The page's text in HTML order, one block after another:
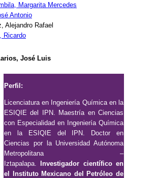
Margarita Mercedes
Antonio
Alejandro Rafael
Ricardo
José Luis
Perfil:
Licenciatura en Ingeniería Química en la
ESIQIE del IPN. Maestría en Ciencias
con Especialidad en Ingeniería Química
en la ESIQIE del IPN. Doctor en
Ciencias por la Universidad Autónoma
Metropolitana –
Iztapalapa.
Investigador científico en
el Instituto Mexicano del Petróleo de